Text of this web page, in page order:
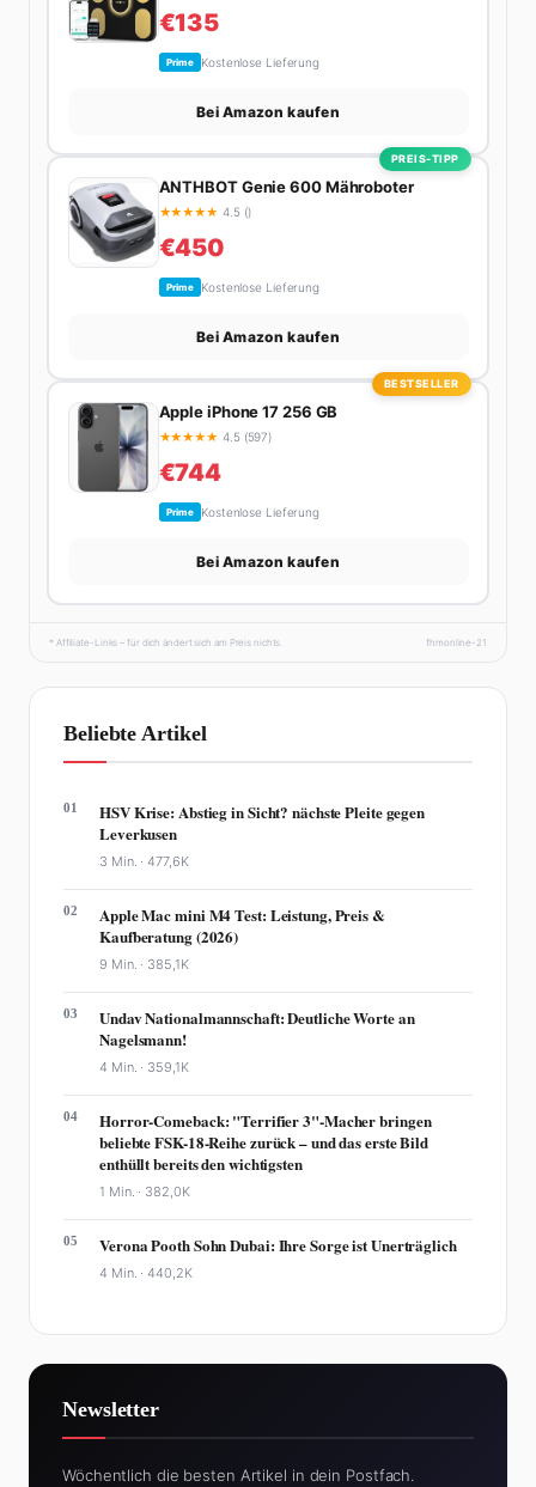
€135
Prime Kostenlose Lieferung
Bei Amazon kaufen
PREIS-TIPP
ANTHBOT Genie 600 Mähroboter
★★★★★ 4.5 ()
€450
Prime Kostenlose Lieferung
Bei Amazon kaufen
BESTSELLER
Apple iPhone 17 256 GB
★★★★★ 4.5 (597)
€744
Prime Kostenlose Lieferung
Bei Amazon kaufen
* Affiliate-Links – für dich ändert sich am Preis nichts. fhmonline-21
Beliebte Artikel
01
HSV Krise: Abstieg in Sicht? nächste Pleite gegen
Leverkusen
3 Min. ·477,6K
02
Apple Mac mini M4 Test: Leistung, Preis &
Kaufberatung (2026)
9 Min. · 385,1K
03
Undav Nationalmannschaft: Deutliche Worte an
Nagelsmann!
4 Min. · 359,1K
04
Horror-Comeback: "Terrifier 3"-Macher bringen
beliebte FSK-18-Reihe zurück – und das erste Bild
enthüllt bereits den wichtigsten
1 Min. · 382,0K
05 Verona Pooth Sohn Dubai: Ihre Sorge ist Unerträglich
4 Min. ·440,2K
Newsletter
Wöchentlich die besten Artikel in dein Postfach.